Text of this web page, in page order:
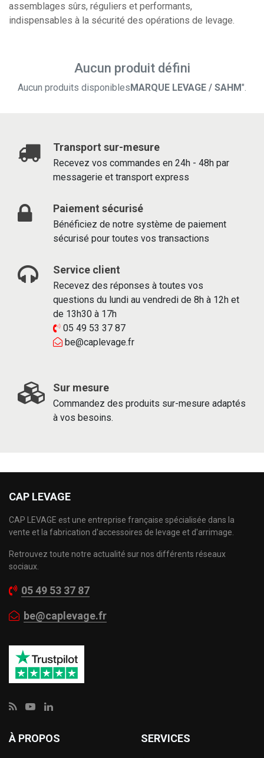
assemblages sûrs, réguliers et performants,
indispensables à la sécurité des opérations de levage.
Aucun produit défini
Aucun produits disponiblesMARQUE LEVAGE / SAHM".
Transport sur-mesure
Recevez vos commandes en 24h - 48h par
messagerie et transport express
Paiement sécurisé
Bénéficiez de notre système de paiement
sécurisé pour toutes vos transactions
Service client
Recevez des réponses à toutes vos
questions du lundi au vendredi de 8h à 12h et
de 13h30 à 17h
05 49 53 37 87
be@caplevage.fr
Sur mesure
Commandez des produits sur-mesure adaptés
à vos besoins.
CAP LEVAGE
CAP LEVAGE est une entreprise française spécialisée dans la
vente et la fabrication d'accessoires de levage et d'arrimage.
Retrouvez toute notre actualité sur nos différents réseaux
sociaux.
05 49 53 37 87
be@caplevage.fr
À PROPOS SERVICES